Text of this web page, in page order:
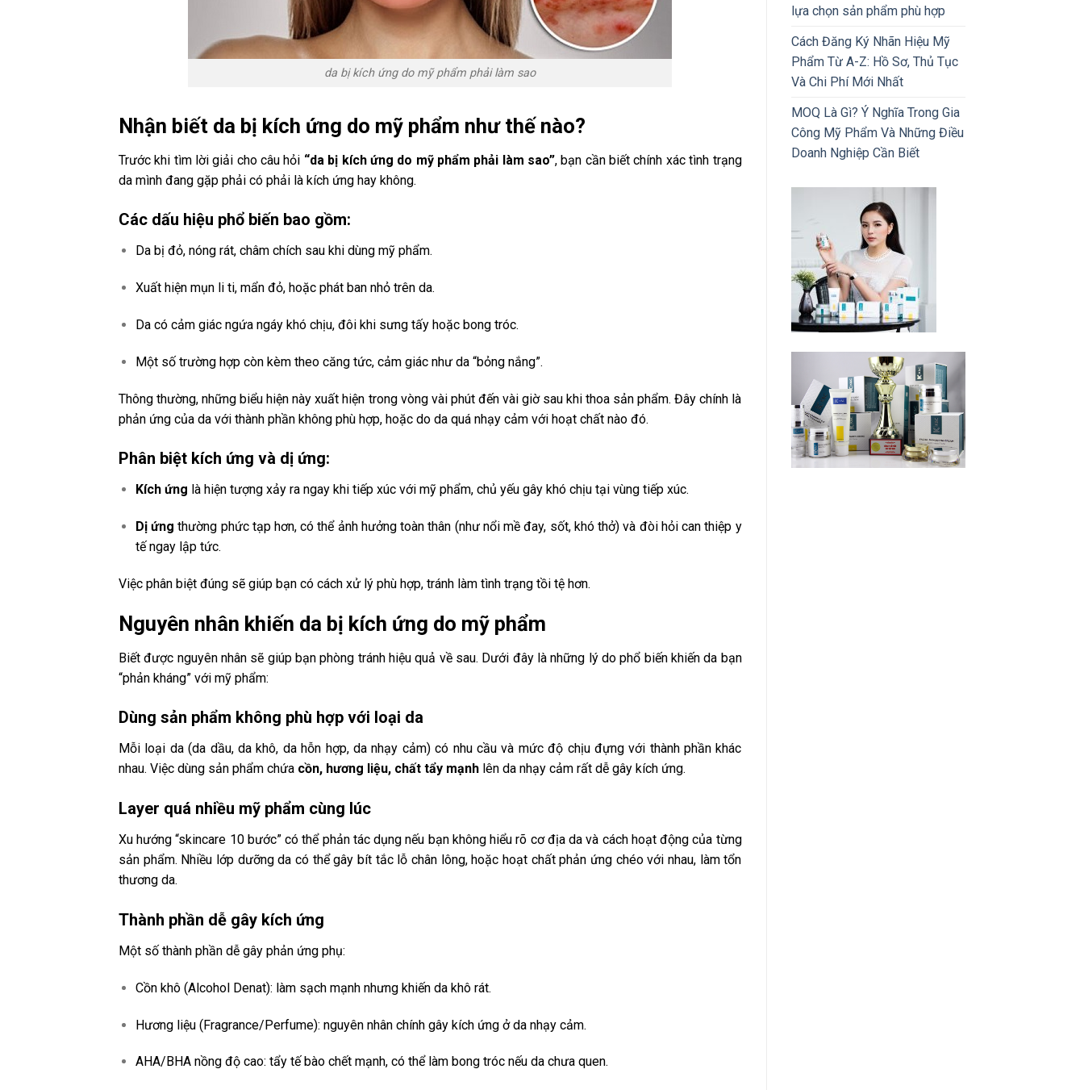
da bị kích ứng do mỹ phẩm phải làm sao
Nhận biết da bị kích ứng do mỹ phẩm như thế nào?
Trước khi tìm lời giải cho câu hỏi “da bị kích ứng do mỹ phẩm phải làm sao”, bạn cần biết chính xác tình trạng
da mình đang gặp phải có phải là kích ứng hay không.
Các dấu hiệu phổ biến bao gồm:
Da bị đỏ, nóng rát, châm chích sau khi dùng mỹ phẩm.
Xuất hiện mụn li ti, mẩn đỏ, hoặc phát ban nhỏ trên da.
Da có cảm giác ngứa ngáy khó chịu, đôi khi sưng tấy hoặc bong tróc.
Một số trường hợp còn kèm theo căng tức, cảm giác như da “bỏng nắng”.
Thông thường, những biểu hiện này xuất hiện trong vòng vài phút đến vài giờ sau khi thoa sản phẩm. Đây chính là
phản ứng của da với thành phần không phù hợp, hoặc do da quá nhạy cảm với hoạt chất nào đó.
Phân biệt kích ứng và dị ứng:
Kích ứng là hiện tượng xảy ra ngay khi tiếp xúc với mỹ phẩm, chủ yếu gây khó chịu tại vùng tiếp xúc.
Dị ứng thường phức tạp hơn, có thể ảnh hưởng toàn thân (như nổi mề đay, sốt, khó thở) và đòi hỏi can thiệp y
tế ngay lập tức.
Việc phân biệt đúng sẽ giúp bạn có cách xử lý phù hợp, tránh làm tình trạng tồi tệ hơn.
Nguyên nhân khiến da bị kích ứng do mỹ phẩm
Biết được nguyên nhân sẽ giúp bạn phòng tránh hiệu quả về sau. Dưới đây là những lý do phổ biến khiến da bạn
“phản kháng” với mỹ phẩm:
Dùng sản phẩm không phù hợp với loại da
Mỗi loại da (da dầu, da khô, da hỗn hợp, da nhạy cảm) có nhu cầu và mức độ chịu đựng với thành phần khác
nhau. Việc dùng sản phẩm chứa cồn, hương liệu, chất tẩy mạnh lên da nhạy cảm rất dễ gây kích ứng.
Layer quá nhiều mỹ phẩm cùng lúc
Xu hướng “skincare 10 bước” có thể phản tác dụng nếu bạn không hiểu rõ cơ địa da và cách hoạt động của từng
sản phẩm. Nhiều lớp dưỡng da có thể gây bít tắc lỗ chân lông, hoặc hoạt chất phản ứng chéo với nhau, làm tổn
thương da.
Thành phần dễ gây kích ứng
Một số thành phần dễ gây phản ứng phụ:
Cồn khô (Alcohol Denat): làm sạch mạnh nhưng khiến da khô rát.
Hương liệu (Fragrance/Perfume): nguyên nhân chính gây kích ứng ở da nhạy cảm.
AHA/BHA nồng độ cao: tẩy tế bào chết mạnh, có thể làm bong tróc nếu da chưa quen.
lựa chọn sản phẩm phù hợp
Cách Đăng Ký Nhãn Hiệu Mỹ
Phẩm Từ A-Z: Hồ Sơ, Thủ Tục
Và Chi Phí Mới Nhất
MOQ Là Gì? Ý Nghĩa Trong Gia
Công Mỹ Phẩm Và Những Điều
Doanh Nghiệp Cần Biết